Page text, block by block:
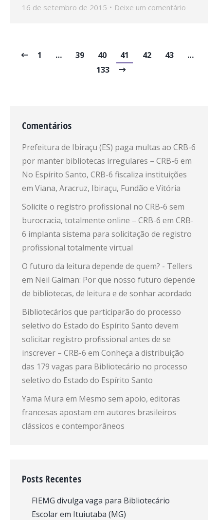
16 de setembro de 2015
Deixe um comentário
1 … 39 40 41 42 43
…
133
Comentários
Prefeitura de Ibiraçu (ES) paga multas ao CRB-6
por manter bibliotecas irregulares – CRB-6 em
No Espírito Santo, CRB-6 fiscaliza instituições
em Viana, Aracruz, Ibiraçu, Fundão e Vitória
Solicite o registro profissional no CRB-6 sem
burocracia, totalmente online – CRB-6 em CRB-
6 implanta sistema para solicitação de registro
profissional totalmente virtual
O futuro da leitura depende de quem? - Tellers
em Neil Gaiman: Por que nosso futuro depende
de bibliotecas, de leitura e de sonhar acordado
Bibliotecários que participarão do processo
seletivo do Estado do Espírito Santo devem
solicitar registro profissional antes de se
inscrever – CRB-6 em Conheça a distribuição
das 179 vagas para Bibliotecário no processo
seletivo do Estado do Espírito Santo
Yama Mura em Mesmo sem apoio, editoras
francesas apostam em autores brasileiros
clássicos e contemporâneos
Posts Recentes
FIEMG divulga vaga para Bibliotecário
Escolar em Ituiutaba (MG)